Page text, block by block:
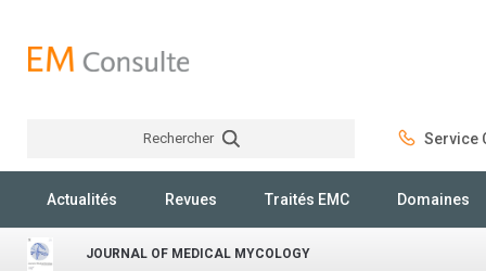
Rechercher Service
Actualités Revues Traités EMC Domaines
JOURNAL OF MEDICAL MYCOLOGY